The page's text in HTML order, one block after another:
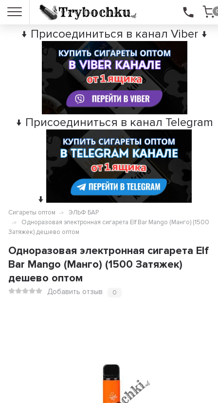
↓ Присоединиться в канал Viber ↓
↓ Присоединиться в канал Telegram
↓
Сигареты оптом
ЭЛЬФ БАР
Одноразовая электронная сигарета Elf Bar Mango (Манго) (1500
Затяжек) дешево оптом
Одноразовая электронная сигарета Elf
Bar Mango (Манго) (1500 Затяжек)
дешево оптом
Добавить отзыв 0